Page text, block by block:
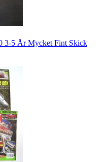
3-5 År Mycket Fint Skick